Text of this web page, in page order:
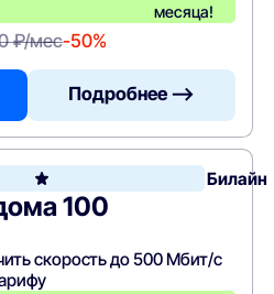
месяца!
₽/мес-50%
Подробнее —>
Билайн
100
скорость до 500 Мбит/с